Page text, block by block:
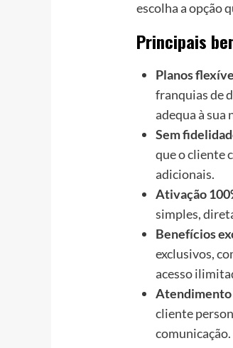
escolha a opção
Principais
Planos
franquias de
adequa à sua
Sem
que o cliente
adicionais.
Ativação
simples,
Benefícios
exclusivos,
acesso
Atendimento
cliente
comunicação.